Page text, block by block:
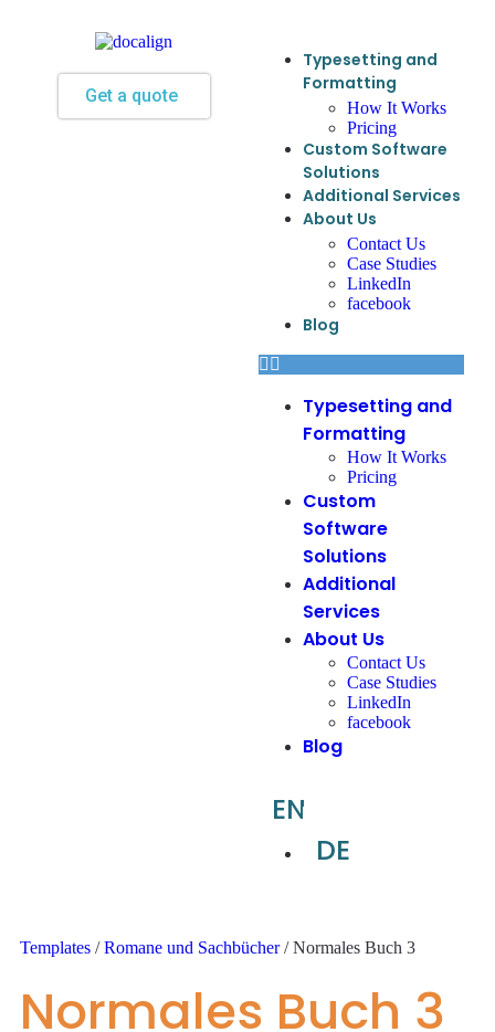
Get a quote
Typesetting and
Formatting
How It Works
Pricing
Custom Software
Solutions
Additional Services
About Us
Contact Us
Case Studies
LinkedIn
facebook
Blog
Typesetting and
Formatting
How It Works
Pricing
Custom
Software
Solutions
Additional
Services
About Us
Contact Us
Case Studies
LinkedIn
facebook
Blog
EN
DE
Templates /Romane und Sachbücher/ Normales Buch 3
Normales Buch 3